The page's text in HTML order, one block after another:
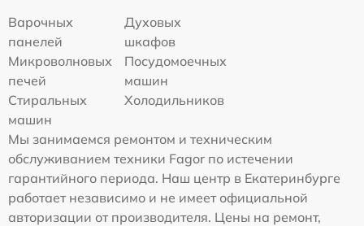
Варочных
панелей
Духовых
шкафов
Микроволновых
печей
Посудомоечных
машин
Стиральных
машин
Холодильников
Мы занимаемся ремонтом и техническим
обслуживанием техники Fagor по истечении
гарантийного периода. Наш центр в Екатеринбурге
работает независимо и не имеет официальной
авторизации от производителя. Цены на ремонт,